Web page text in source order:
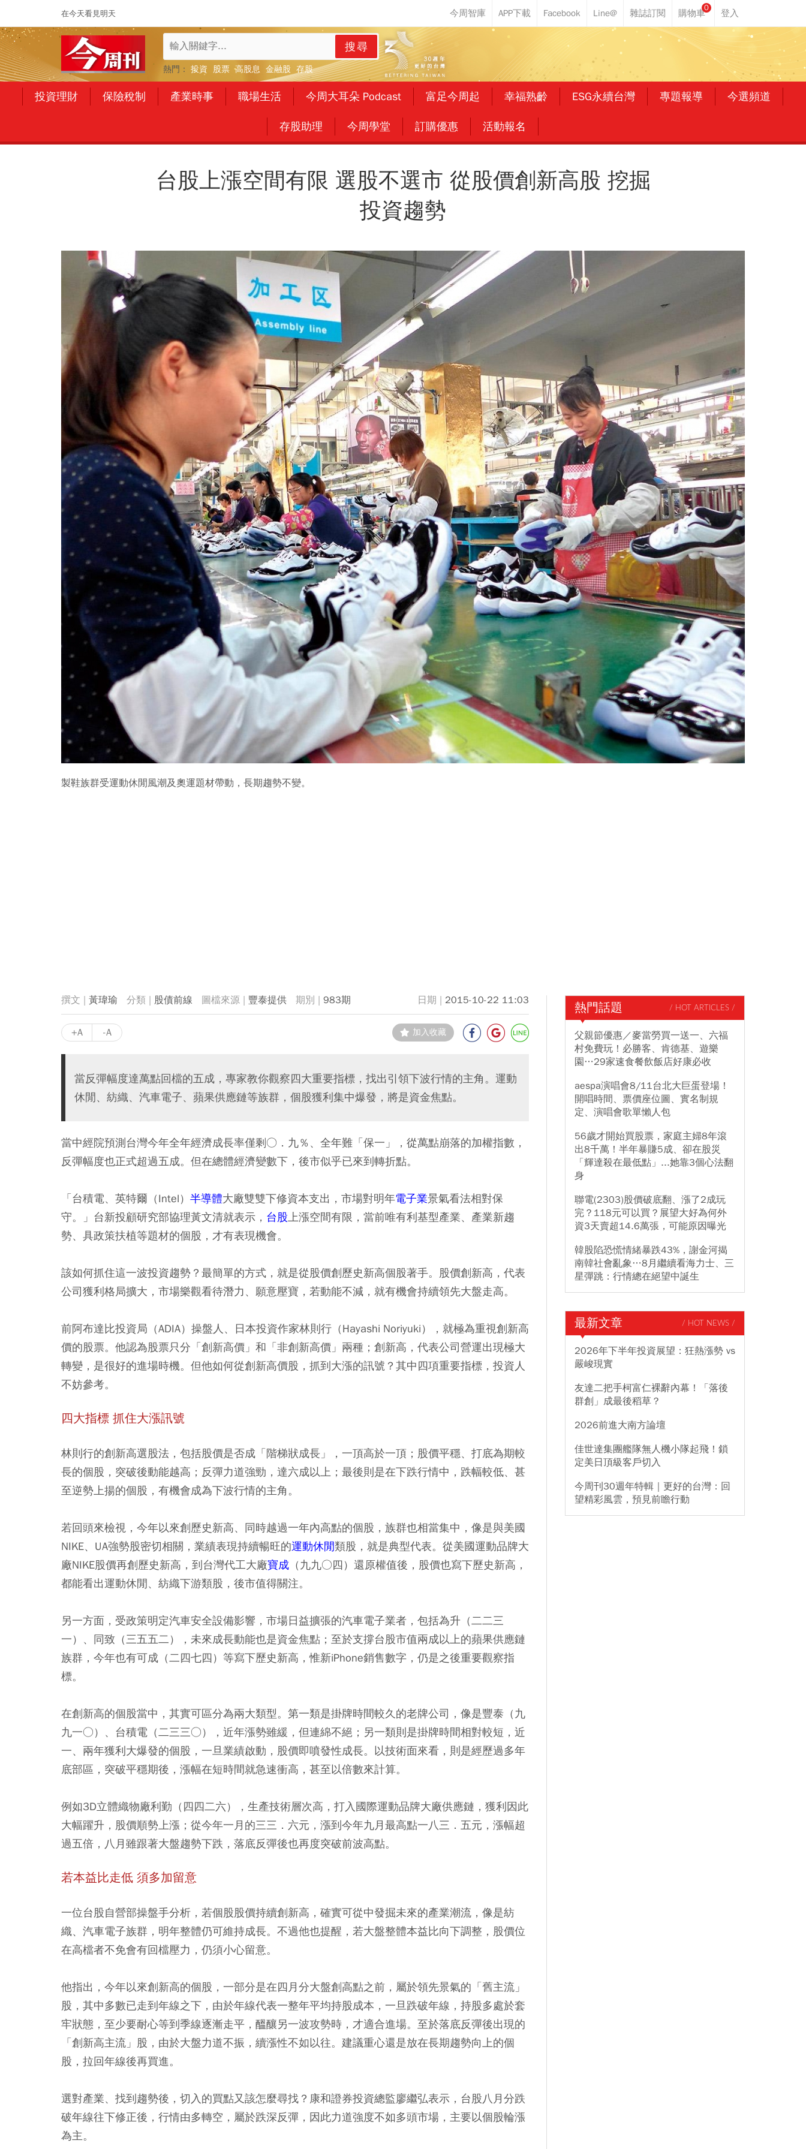
在今天看見明天
0
搜尋
熱門： 投資 股票 高股息 金融股 存股
投資理財 保險稅制 產業時事 職場生活 今周大耳朵 Podcast 富足今周起 幸福熟齡 ESG永續台灣 專題報導 今選頻道
存股助理 今周學堂 訂購優惠 活動報名
台股上漲空間有限 選股不選市 從股價創新高股 挖掘
投資趨勢
製鞋族群受運動休閒風潮及奧運題材帶動，長期趨勢不變。
黃瑋瑜 股債前線 豐泰提供 983期 2015-10-22 11:03
+A -A 加入收藏
當反彈幅度達萬點回檔的五成，專家教你觀察四大重要指標，找出引領下波行情的主角。運動
休閒、紡織、汽車電子、蘋果供應鏈等族群，個股獲利集中爆發，將是資金焦點。
當中經院預測台灣今年全年經濟成長率僅剩○．九％、全年難「保一」，從萬點崩落的加權指數，
反彈幅度也正式超過五成。但在總體經濟變數下，後市似乎已來到轉折點。
「台積電、英特爾（Intel） 半導體大廠雙雙下修資本支出，市場對明年電子業景氣看法相對保
守。」台新投顧研究部協理黃文清就表示， 台股 上漲空間有限，當前唯有利基型產業、產業新趨
勢、具政策扶植等題材的個股，才有表現機會。
該如何抓住這一波投資趨勢？最簡單的方式，就是從股價創歷史新高個股著手。股價創新高，代表
公司獲利格局擴大，市場樂觀看待潛力、願意壓寶，若動能不減，就有機會持續領先大盤走高。
前阿布達比投資局（ADIA）操盤人、日本投資作家林則行（Hayashi Noriyuki），就極為重視創新高
價的股票。他認為股票只分「創新高價」和「非創新高價」兩種；創新高，代表公司營運出現極大
轉變，是很好的進場時機。但他如何從創新高價股，抓到大漲的訊號？其中四項重要指標，投資人
不妨參考。
四大指標 抓住大漲訊號
林則行的創新高選股法，包括股價是否成「階梯狀成長」，一頂高於一頂；股價平穩、打底為期較
長的個股，突破後動能越高；反彈力道強勁，達六成以上；最後則是在下跌行情中，跌幅較低、甚
至逆勢上揚的個股，有機會成為下波行情的主角。
若回頭來檢視，今年以來創歷史新高、同時越過一年內高點的個股，族群也相當集中，像是與美國
NIKE、UA強勢股密切相關，業績表現持續暢旺的運動休閒類股，就是典型代表。從美國運動品牌大
廠NIKE股價再創歷史新高，到台灣代工大廠寶成 （九九○四）還原權值後，股價也寫下歷史新高，
都能看出運動休閒、紡織下游類股，後市值得關注。
另一方面，受政策明定汽車安全設備影響，市場日益擴張的汽車電子業者，包括為升（二二三
一）、同致（三五五二），未來成長動能也是資金焦點；至於支撐台股市值兩成以上的蘋果供應鏈
族群，今年也有可成（二四七四）等寫下歷史新高，惟新iPhone銷售數字，仍是之後重要觀察指
標。
在創新高的個股當中，其實可區分為兩大類型。第一類是掛牌時間較久的老牌公司，像是豐泰（九
九一○）、台積電（二三三○），近年漲勢雖緩，但連綿不絕；另一類則是掛牌時間相對較短，近
一、兩年獲利大爆發的個股，一旦業績啟動，股價即噴發性成長。以技術面來看，則是經歷過多年
底部區，突破平穩期後，漲幅在短時間就急速衝高，甚至以倍數來計算。
例如3D立體織物廠利勤（四四二六），生產技術層次高，打入國際運動品牌大廠供應鏈，獲利因此
大幅躍升，股價順勢上漲；從今年一月的三三．六元，漲到今年九月最高點一八三．五元，漲幅超
過五倍，八月雖跟著大盤趨勢下跌，落底反彈後也再度突破前波高點。
若本益比走低 須多加留意
一位台股自營部操盤手分析，若個股股價持續創新高，確實可從中發掘未來的產業潮流，像是紡
織、汽車電子族群，明年整體仍可維持成長。不過他也提醒，若大盤整體本益比向下調整，股價位
在高檔者不免會有回檔壓力，仍須小心留意。
他指出，今年以來創新高的個股，一部分是在四月分大盤創高點之前，屬於領先景氣的「舊主流」
股，其中多數已走到年線之下，由於年線代表一整年平均持股成本，一旦跌破年線，持股多處於套
牢狀態，至少要耐心等到季線逐漸走平，醞釀另一波攻勢時，才適合進場。至於落底反彈後出現的
「創新高主流」股，由於大盤力道不振，續漲性不如以往。建議重心還是放在長期趨勢向上的個
股，拉回年線後再買進。
選對產業、找到趨勢後，切入的買點又該怎麼尋找？康和證券投資總監廖繼弘表示，台股八月分跌
破年線往下修正後，行情由多轉空，屬於跌深反彈，因此力道強度不如多頭市場，主要以個股輪漲
為主。
熱門話題 / HOT ARTICLES /
父親節優惠／麥當勞買一送一、六福
村免費玩！必勝客、肯德基、遊樂
園…29家速食餐飲飯店好康必收
aespa演唱會8/11台北大巨蛋登場！
開唱時間、票價座位圖、實名制規
定、演唱會歌單懶人包
56歲才開始買股票，家庭主婦8年滾
出8千萬！半年暴賺5成、卻在股災
「輝達殺在最低點」...她靠3個心法翻
身
聯電(2303)股價破底翻、漲了2成玩
完？118元可以買？展望大好為何外
資3天賣超14.6萬張，可能原因曝光
韓股陷恐慌情緒暴跌43%，謝金河揭
南韓社會亂象…8月繼續看海力士、三
星彈跳：行情總在絕望中誕生
最新文章 / HOT NEWS /
2026年下半年投資展望：狂熱漲勢 vs
嚴峻現實
友達二把手柯富仁裸辭內幕！「落後
群創」成最後稻草？
2026前進大南方論壇
佳世達集團艦隊無人機小隊起飛！鎖
定美日頂級客戶切入
今周刊30週年特輯｜更好的台灣：回
望精彩風雲，預見前瞻行動